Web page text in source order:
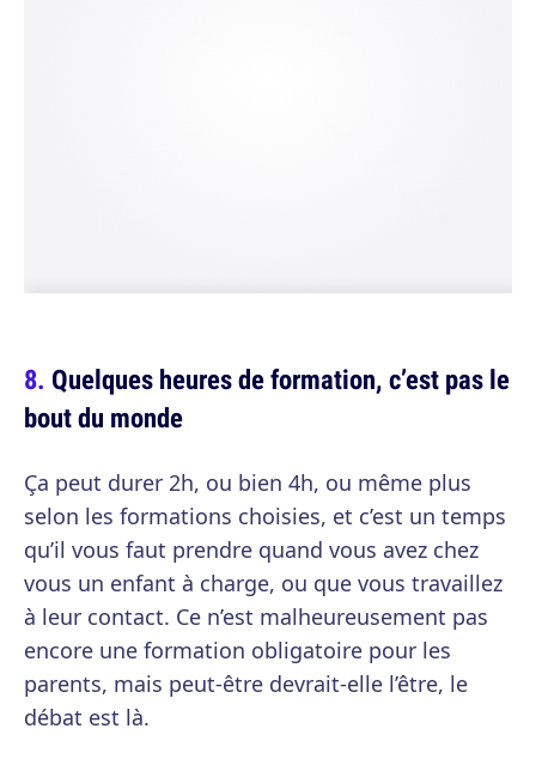
Quelques heures de formation, c’est pas le
bout du monde
Ça peut durer 2h, ou bien 4h, ou même plus
selon les formations choisies, et c’est un temps
qu’il vous faut prendre quand vous avez chez
vous un enfant à charge, ou que vous travaillez
à leur contact. Ce n’est malheureusement pas
encore une formation obligatoire pour les
parents, mais peut-être devrait-elle l’être, le
débat est là.